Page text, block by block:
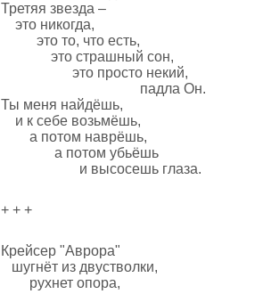
Третяя звезда –
это никогда,
это то, что есть,
это страшный сон,
это просто некий,
падла Он.
Ты меня найдёшь,
и к себе возьмёшь,
а потом наврёшь,
а потом убьёшь
и высосешь глаза.
+ + +
Крейсер "Аврора"
шугнёт из двустволки,
рухнет опора,